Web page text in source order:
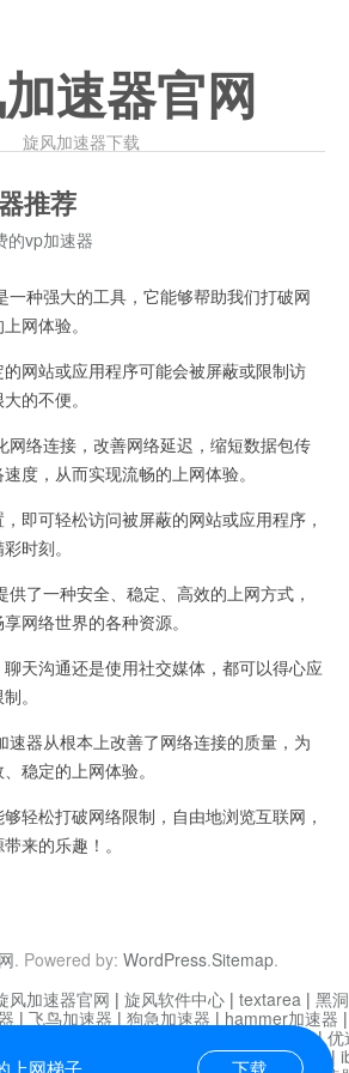
速器官网
旋风加速器下载
推荐
的vp加速器
种强大的工具，它能够帮助我们打破网
网体验。
站或应用程序可能会被屏蔽或限制访
的不便。
络连接，改善网络延迟，缩短数据包传
度，从而实现流畅的上网体验。
可轻松访问被屏蔽的网站或应用程序，
时刻。
了一种安全、稳定、高效的上网方式，
网络世界的各种资源。
沟通还是使用社交媒体，都可以得心应
。
器从根本上改善了网络连接的质量，为
稳定的上网体验。
松打破网络限制，自由地浏览互联网，
来的乐趣！。
. Powered by: WordPress.Sitemap.
上网梯子 下载
风加速器官网 | 旋风软件中心 | textarea | 黑
| 飞鸟加速器 | 狗急加速器 | hammer加速器
迷雾通|优
速 |falemon 快橙加速器|anycast加速器 |